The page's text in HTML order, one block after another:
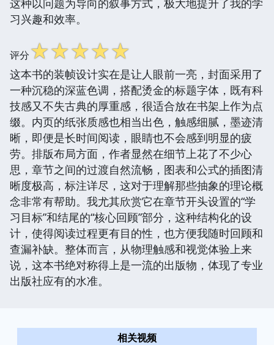
这种以问题为导向的叙事方式，极大地提升了我的学
习兴趣和效率。
评分☆☆☆☆☆
这本书的装帧设计实在是让人眼前一亮，封面采用了
一种沉稳的深蓝色调，搭配烫金的标题字体，既有科
技感又不失古典的厚重感，很适合放在书架上作为点
缀。内页的纸张质感也相当出色，触感细腻，墨迹清
晰，即便是长时间阅读，眼睛也不会感到明显的疲
劳。排版布局方面，作者显然在细节上花了不少心
思，章节之间的过渡自然流畅，图表和公式的插图清
晰度极高，标注详尽，这对于理解那些抽象的理论概
念非常有帮助。我尤其欣赏它在章节开头设置的“学
习目标”和结尾的“核心回顾”部分，这种结构化的设
计，使得阅读过程更有目的性，也方便我随时回顾和
查漏补缺。整体而言，从物理触感和视觉体验上来
说，这本书绝对称得上是一流的出版物，体现了专业
出版社应有的水准。
相关视频